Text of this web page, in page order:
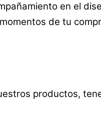
en el
de tu
productos,